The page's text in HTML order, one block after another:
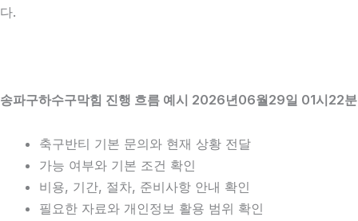
다.
송파구하수구막힘 진행 흐름 예시 2026년06월29일 01시22분
축구반티 기본 문의와 현재 상황 전달
가능 여부와 기본 조건 확인
비용, 기간, 절차, 준비사항 안내 확인
필요한 자료와 개인정보 활용 범위 확인